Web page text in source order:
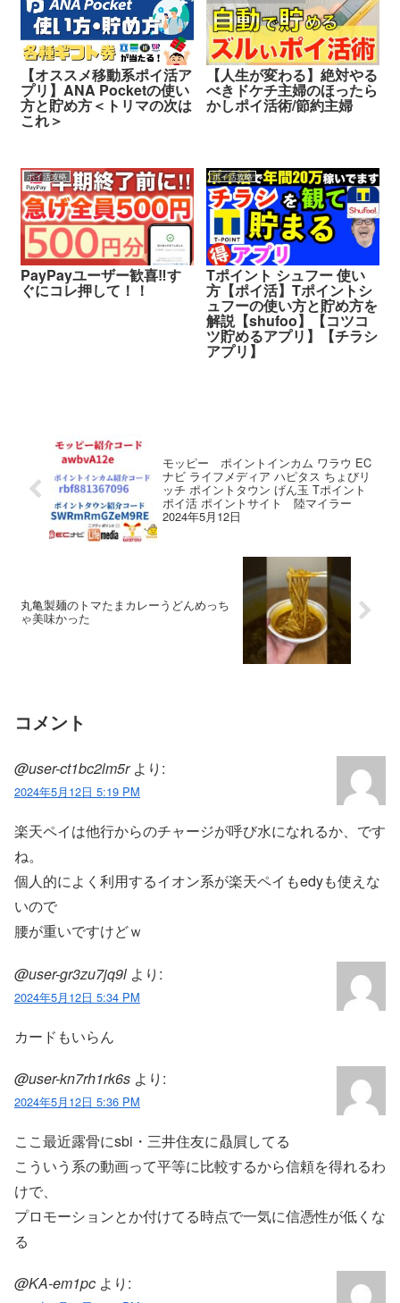
【オススメ移動系ポイ活ア
プリ】ANA Pocketの使い
方と貯め方＜トリマの次は
これ＞
【人生が変わる】絶対やる
べきドケチ主婦のほったら
かしポイ活術/節約主婦
ポイ活攻略
PayPayユーザー歓喜‼︎す
ぐにコレ押して！！
ポイ活攻略
Tポイント シュフー 使い
方【ポイ活】Tポイントシ
ュフーの使い方と貯め方を
解説【shufoo】【コツコ
ツ貯めるアプリ】【チラシ
アプリ】
モッピー ポイントインカム ワラウ EC
ナビ ライフメディア ハピタス ちょびリ
ッチ ポイントタウン げん玉 Tポイント
ポイ活 ポイントサイト 陸マイラー
2024年5月12日
丸亀製麺のトマたまカレーうどんめっち
ゃ美味かった
コメント
@user-ct1bc2lm5r より:
2024年5月12日 5:19 PM
楽天ペイは他行からのチャージが呼び水になれるか、です
ね。
個人的によく利用するイオン系が楽天ペイもedyも使えな
いので
腰が重いですけどｗ
@user-gr3zu7jq9l より:
2024年5月12日 5:34 PM
カードもいらん
@user-kn7rh1rk6s より:
2024年5月12日 5:36 PM
ここ最近露骨にsbi・三井住友に贔屓してる
こういう系の動画って平等に比較するから信頼を得れるわ
けで、
プロモーションとか付けてる時点で一気に信憑性が低くな
る
@KA-em1pc より: